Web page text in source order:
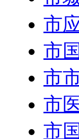
市
市
市
市
市